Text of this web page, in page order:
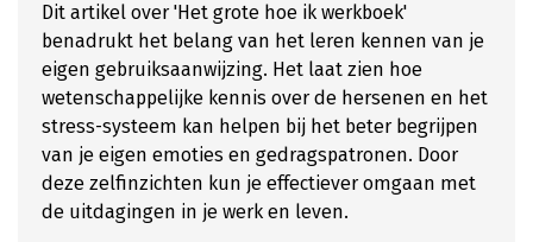
Dit artikel over 'Het grote hoe ik werkboek'
benadrukt het belang van het leren kennen van je
eigen gebruiksaanwijzing. Het laat zien hoe
wetenschappelijke kennis over de hersenen en het
stress-systeem kan helpen bij het beter begrijpen
van je eigen emoties en gedragspatronen. Door
deze zelfinzichten kun je effectiever omgaan met
de uitdagingen in je werk en leven.